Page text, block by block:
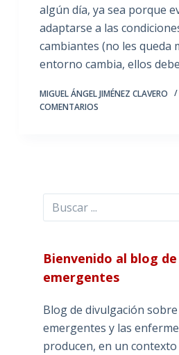
algún día, ya sea porque
adaptarse a las
cambiantes (no les queda
entorno cambia, ellos
MIGUEL ÁNGEL JIMÉNEZ CLAVERO
COMENTARIOS
Buscar
Bienvenido al blog
emergentes
Blog de divulgación
emergentes y las
producen, en un contexto